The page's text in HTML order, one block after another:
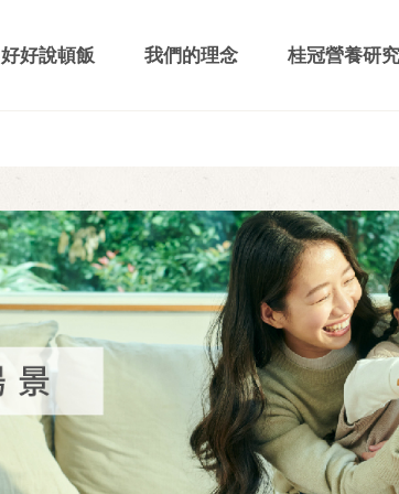
好好說頓飯 我們的理念 桂冠營養研